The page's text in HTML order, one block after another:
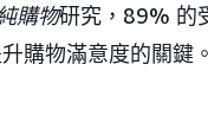
購物研究，89% 的
購物滿意度的關鍵。